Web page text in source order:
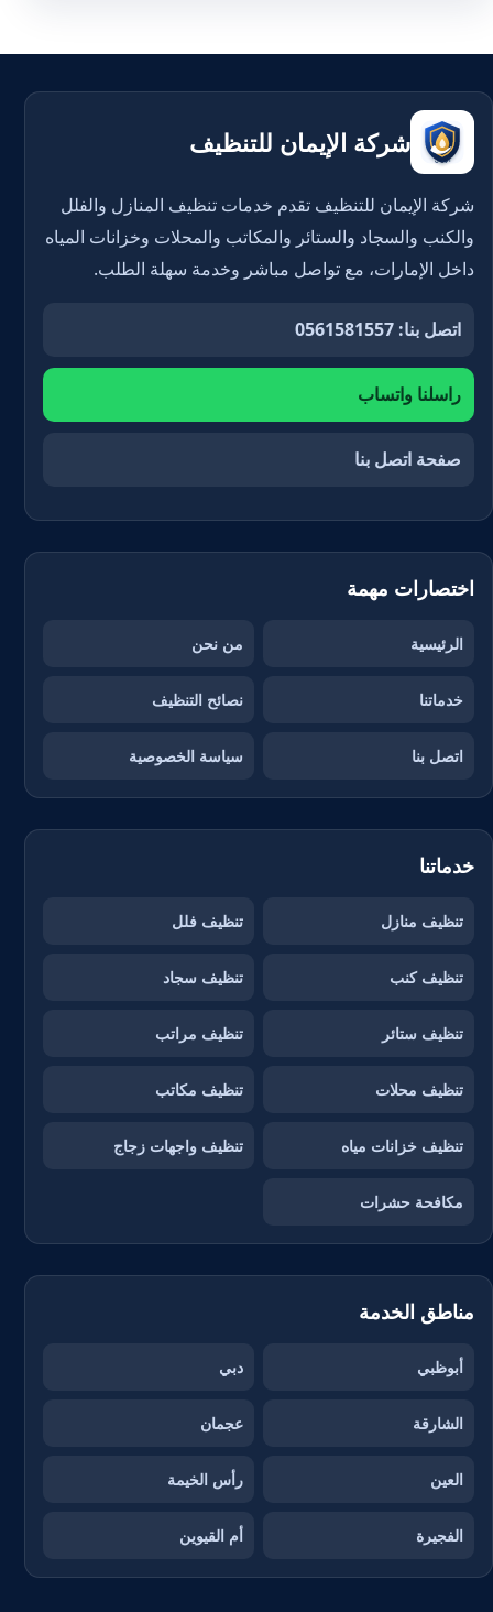
شركة الإيمان للتنظيف
شركة الإيمان للتنظيف تقدم خدمات تنظيف المنازل والفلل
والكنب والسجاد والستائر والمكاتب والمحلات وخزانات المياه
داخل الإمارات، مع تواصل مباشر وخدمة سهلة الطلب.
اتصل بنا: 0561581557
راسلنا واتساب
صفحة اتصل بنا
اختصارات مهمة
الرئيسية من نحن
خدماتنا نصائح التنظيف
اتصل بنا سياسة الخصوصية
خدماتنا
تنظيف منازل تنظيف فلل
تنظيف كنب تنظيف سجاد
تنظيف ستائر تنظيف مراتب
تنظيف محلات تنظيف مكاتب
تنظيف خزانات مياه تنظيف واجهات زجاج
مكافحة حشرات
مناطق الخدمة
أبوظبي دبي
الشارقة عجمان
العين رأس الخيمة
الفجيرة أم القيوين